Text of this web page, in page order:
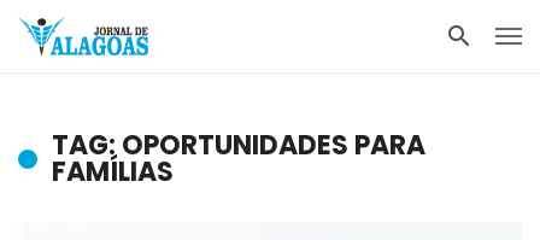
TAG: OPORTUNIDADES PARA
FAMÍLIAS